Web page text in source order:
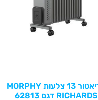
רדיאטור 13 צלעות MORPHY
RICHARDS דגם 62813